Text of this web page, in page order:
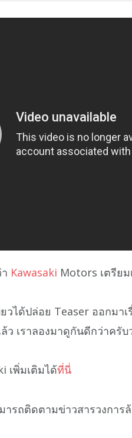
Kawasaki Motors เตรีย
วได้ปล่อย Teaser ออกมา
ว เราลองมาดูกันดีกว่าครั
เพิ่มเติมได้ที่นี่
ารถติดตามข่าวสารวงการ